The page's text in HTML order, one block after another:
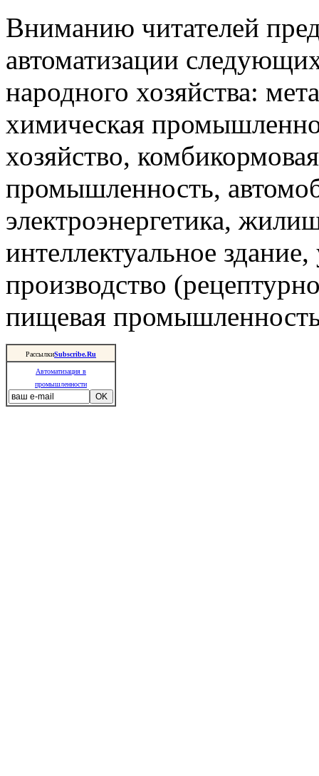
Вниманию читателей
автоматизации
народного хозяйства:
химическая
хозяйство,
промышленность,
электроэнергетика,
интеллектуальное
производство
пищевая
РассылкиSubscribe.Ru
Автоматизация в
промышленности